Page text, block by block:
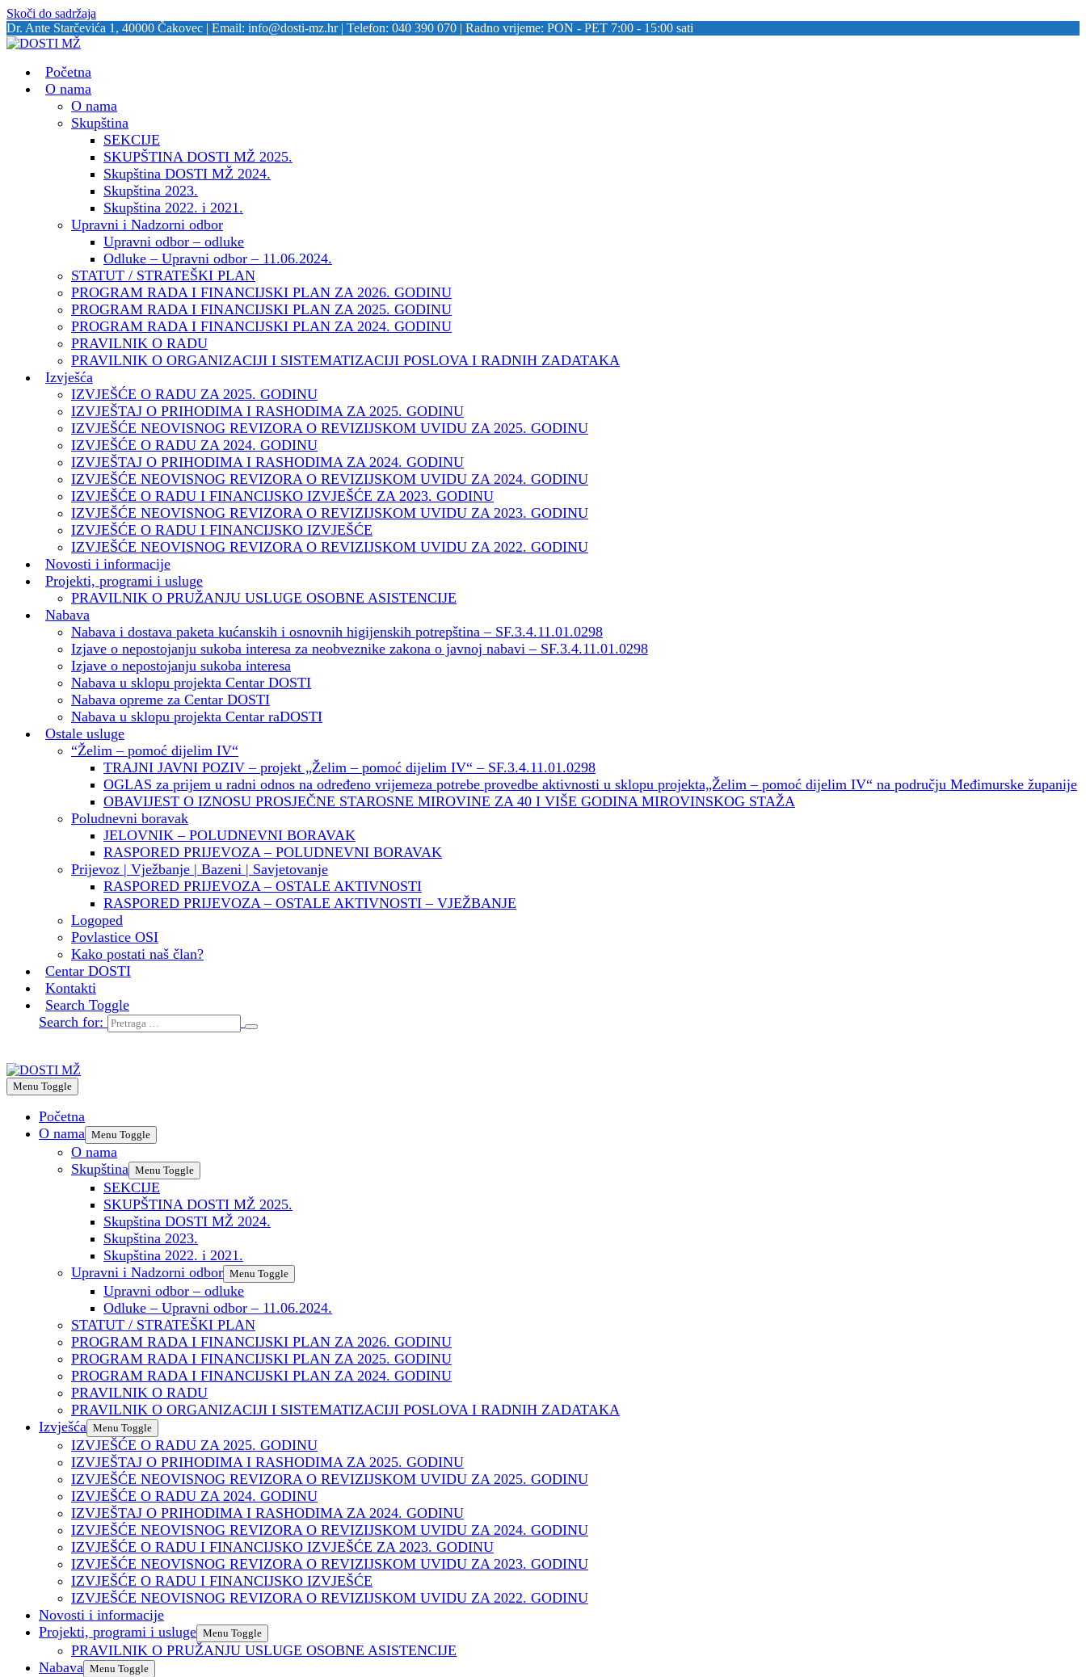
Skoči do sadržaja
Dr. Ante Starčevića 1, 40000 Čakovec | Email: info@dosti-mz.hr | Telefon: 040 390 070 | Radno vrijeme: PON - PET 7:00 - 15:00 sati
Početna
O nama
O nama
Skupština
SEKCIJE
SKUPŠTINA DOSTI MŽ 2025.
Skupština DOSTI MŽ 2024.
Skupština 2023.
Skupština 2022. i 2021.
Upravni i Nadzorni odbor
Upravni odbor – odluke
Odluke – Upravni odbor – 11.06.2024.
STATUT / STRATEŠKI PLAN
PROGRAM RADA I FINANCIJSKI PLAN ZA 2026. GODINU
PROGRAM RADA I FINANCIJSKI PLAN ZA 2025. GODINU
PROGRAM RADA I FINANCIJSKI PLAN ZA 2024. GODINU
PRAVILNIK O RADU
PRAVILNIK O ORGANIZACIJI I SISTEMATIZACIJI POSLOVA I RADNIH ZADATAKA
Izvješća
IZVJEŠĆE O RADU ZA 2025. GODINU
IZVJEŠTAJ O PRIHODIMA I RASHODIMA ZA 2025. GODINU
IZVJEŠĆE NEOVISNOG REVIZORA O REVIZIJSKOM UVIDU ZA 2025. GODINU
IZVJEŠĆE O RADU ZA 2024. GODINU
IZVJEŠTAJ O PRIHODIMA I RASHODIMA ZA 2024. GODINU
IZVJEŠĆE NEOVISNOG REVIZORA O REVIZIJSKOM UVIDU ZA 2024. GODINU
IZVJEŠĆE O RADU I FINANCIJSKO IZVJEŠĆE ZA 2023. GODINU
IZVJEŠĆE NEOVISNOG REVIZORA O REVIZIJSKOM UVIDU ZA 2023. GODINU
IZVJEŠĆE O RADU I FINANCIJSKO IZVJEŠĆE
IZVJEŠĆE NEOVISNOG REVIZORA O REVIZIJSKOM UVIDU ZA 2022. GODINU
Novosti i informacije
Projekti, programi i usluge
PRAVILNIK O PRUŽANJU USLUGE OSOBNE ASISTENCIJE
Nabava
Nabava i dostava paketa kućanskih i osnovnih higijenskih potrepština – SF.3.4.11.01.0298
Izjave o nepostojanju sukoba interesa za neobveznike zakona o javnoj nabavi – SF.3.4.11.01.0298
Izjave o nepostojanju sukoba interesa
Nabava u sklopu projekta Centar DOSTI
Nabava opreme za Centar DOSTI
Nabava u sklopu projekta Centar raDOSTI
Ostale usluge
“Želim – pomoć dijelim IV“
TRAJNI JAVNI POZIV – projekt „Želim – pomoć dijelim IV“ – SF.3.4.11.01.0298
OGLAS za prijem u radni odnos na određeno vrijemeza potrebe provedbe aktivnosti u sklopu projekta„Želim – pomoć dijelim IV“ na području Međimurske županije
OBAVIJEST O IZNOSU PROSJEČNE STAROSNE MIROVINE ZA 40 I VIŠE GODINA MIROVINSKOG STAŽA
Poludnevni boravak
JELOVNIK – POLUDNEVNI BORAVAK
RASPORED PRIJEVOZA – POLUDNEVNI BORAVAK
Prijevoz | Vježbanje | Bazeni | Savjetovanje
RASPORED PRIJEVOZA – OSTALE AKTIVNOSTI
RASPORED PRIJEVOZA – OSTALE AKTIVNOSTI – VJEŽBANJE
Logoped
Povlastice OSI
Kako postati naš član?
Centar DOSTI
Kontakti
Search Toggle
Search for:
Menu Toggle
Početna
O nama Menu Toggle
O nama
Skupština Menu Toggle
SEKCIJE
SKUPŠTINA DOSTI MŽ 2025.
Skupština DOSTI MŽ 2024.
Skupština 2023.
Skupština 2022. i 2021.
Upravni i Nadzorni odbor Menu Toggle
Upravni odbor – odluke
Odluke – Upravni odbor – 11.06.2024.
STATUT / STRATEŠKI PLAN
PROGRAM RADA I FINANCIJSKI PLAN ZA 2026. GODINU
PROGRAM RADA I FINANCIJSKI PLAN ZA 2025. GODINU
PROGRAM RADA I FINANCIJSKI PLAN ZA 2024. GODINU
PRAVILNIK O RADU
PRAVILNIK O ORGANIZACIJI I SISTEMATIZACIJI POSLOVA I RADNIH ZADATAKA
Izvješća Menu Toggle
IZVJEŠĆE O RADU ZA 2025. GODINU
IZVJEŠTAJ O PRIHODIMA I RASHODIMA ZA 2025. GODINU
IZVJEŠĆE NEOVISNOG REVIZORA O REVIZIJSKOM UVIDU ZA 2025. GODINU
IZVJEŠĆE O RADU ZA 2024. GODINU
IZVJEŠTAJ O PRIHODIMA I RASHODIMA ZA 2024. GODINU
IZVJEŠĆE NEOVISNOG REVIZORA O REVIZIJSKOM UVIDU ZA 2024. GODINU
IZVJEŠĆE O RADU I FINANCIJSKO IZVJEŠĆE ZA 2023. GODINU
IZVJEŠĆE NEOVISNOG REVIZORA O REVIZIJSKOM UVIDU ZA 2023. GODINU
IZVJEŠĆE O RADU I FINANCIJSKO IZVJEŠĆE
IZVJEŠĆE NEOVISNOG REVIZORA O REVIZIJSKOM UVIDU ZA 2022. GODINU
Novosti i informacije
Projekti, programi i usluge Menu Toggle
PRAVILNIK O PRUŽANJU USLUGE OSOBNE ASISTENCIJE
Nabava Menu Toggle